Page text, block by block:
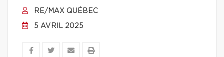
RE/MAX QUÉBEC
5 AVRIL 2025